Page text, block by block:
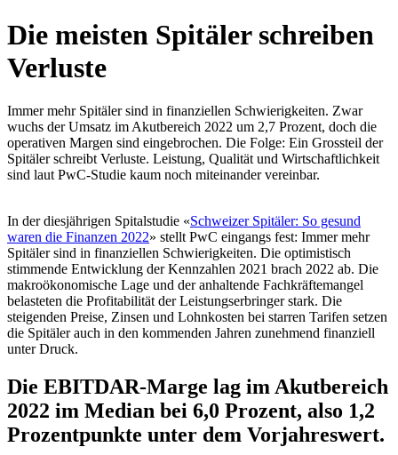
Die meisten Spitäler schreiben
Verluste
Immer mehr Spitäler sind in finanziellen Schwierigkeiten. Zwar
wuchs der Umsatz im Akutbereich 2022 um 2,7 Prozent, doch die
operativen Margen sind eingebrochen. Die Folge: Ein Grossteil der
Spitäler schreibt Verluste. Leistung, Qualität und Wirtschaftlichkeit
sind laut PwC-Studie kaum noch miteinander vereinbar.
In der diesjährigen Spitalstudie «Schweizer Spitäler: So gesund
waren die Finanzen 2022» stellt PwC eingangs fest: Immer mehr
Spitäler sind in finanziellen Schwierigkeiten. Die optimistisch
stimmende Entwicklung der Kennzahlen 2021 brach 2022 ab. Die
makroökonomische Lage und der anhaltende Fachkräftemangel
belasteten die Profitabilität der Leistungserbringer stark. Die
steigenden Preise, Zinsen und Lohnkosten bei starren Tarifen setzen
die Spitäler auch in den kommenden Jahren zunehmend finanziell
unter Druck.
Die EBITDAR-Marge lag im Akutbereich
2022 im Median bei 6,0 Prozent, also 1,2
Prozentpunkte unter dem Vorjahreswert.